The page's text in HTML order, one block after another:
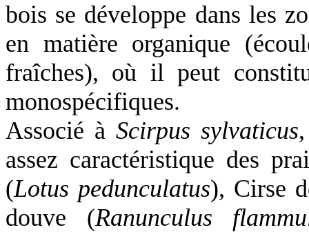
bois se développe dans les
en matière organique
fraîches), où il peut
monospécifiques.
Associé à Scirpus sylvaticus
assez caractéristique des
(Lotus pedunculatus), Cirse
douve (Ranunculus